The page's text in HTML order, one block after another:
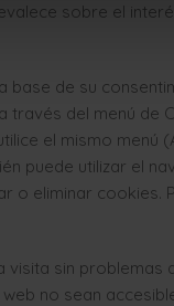
sobre el
de su
del menú de
el mismo
puede utilizar el
eliminar cookies.
sin
no sean